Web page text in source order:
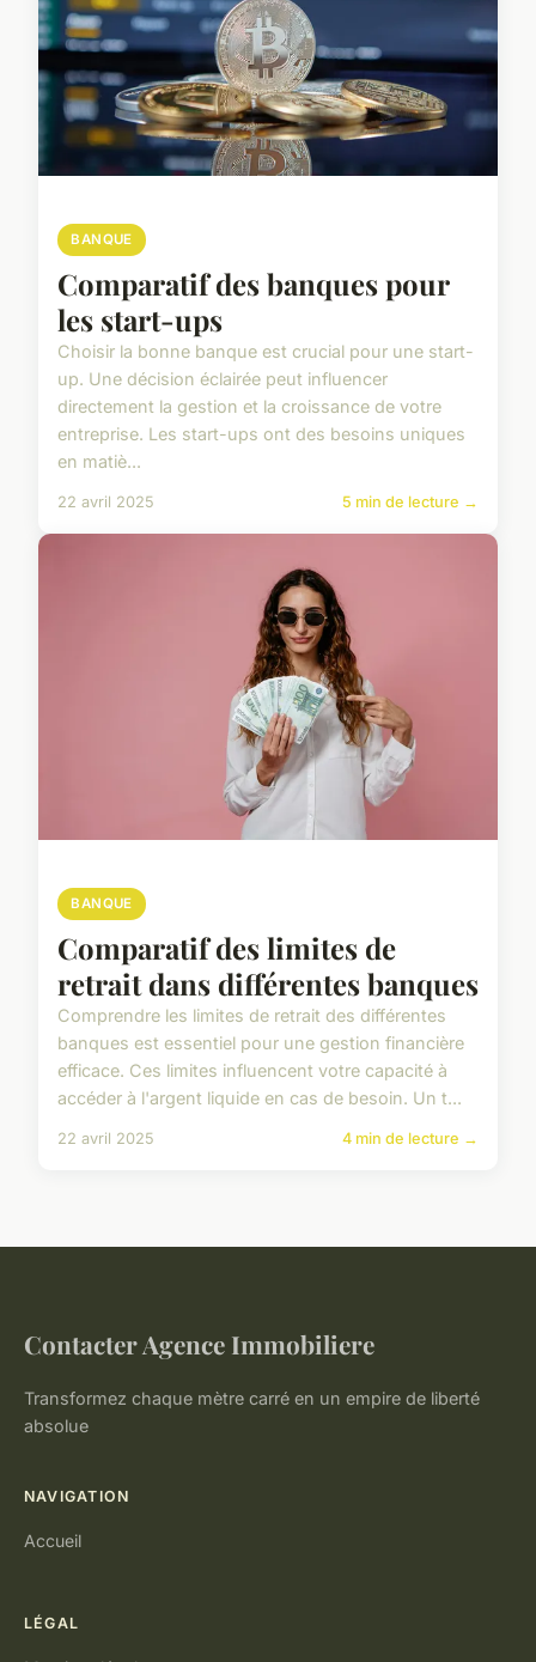
BANQUE
Comparatif des banques pour
les start-ups
Choisir la bonne banque est crucial pour une start-
up. Une décision éclairée peut influencer
directement la gestion et la croissance de votre
entreprise. Les start-ups ont des besoins uniques
en matiè...
22 avril 2025 5 min de lecture →
BANQUE
Comparatif des limites de
retrait dans différentes banques
Comprendre les limites de retrait des différentes
banques est essentiel pour une gestion financière
efficace. Ces limites influencent votre capacité à
accéder à l'argent liquide en cas de besoin. Un t...
22 avril 2025 4 min de lecture →
Contacter Agence Immobiliere
Transformez chaque mètre carré en un empire de liberté
absolue
NAVIGATION
Accueil
LÉGAL